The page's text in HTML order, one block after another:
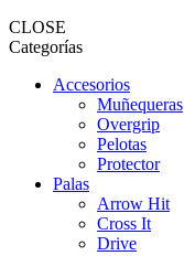
CLOSE
Categorías
Accesorios
Muñequeras
Overgrip
Pelotas
Protector
Palas
Arrow Hit
Cross It
Drive